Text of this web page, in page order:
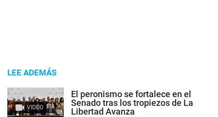
LEE ADEMÁS
VIDEO
El peronismo se fortalece en el
Senado tras los tropiezos de La
Libertad Avanza